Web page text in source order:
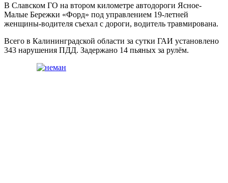
В Славском ГО на втором километре автодороги Ясное-
Малые Бережки «Форд» под управлением 19-летней
женщины-водителя съехал с дороги, водитель травмирована.
Всего в Калининградской области за сутки ГАИ установлено
343 нарушения ПДД. Задержано 14 пьяных за рулём.